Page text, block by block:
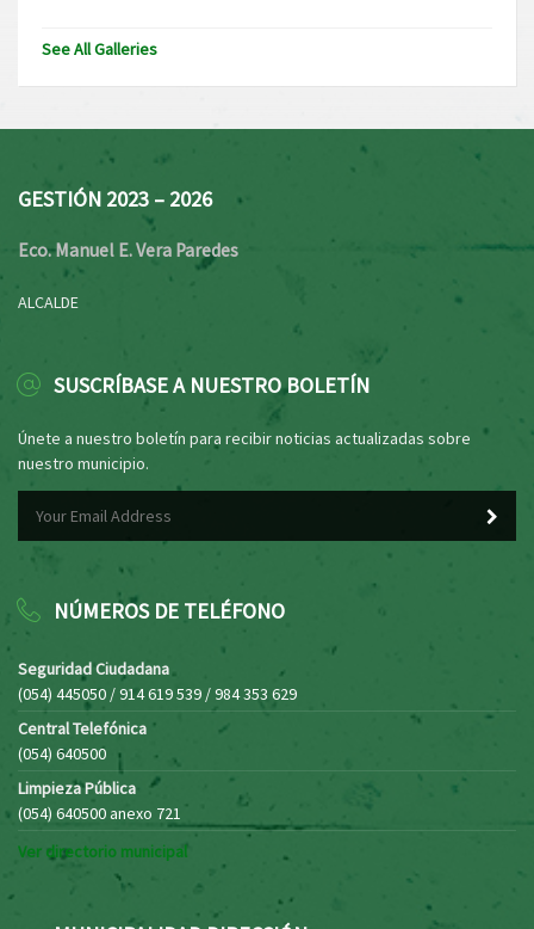
See All Galleries
GESTIÓN 2023 – 2026
Eco. Manuel E. Vera Paredes
ALCALDE
SUSCRÍBASE A NUESTRO BOLETÍN
Únete a nuestro boletín para recibir noticias actualizadas sobre
nuestro municipio.
NÚMEROS DE TELÉFONO
Seguridad Ciudadana
(054) 445050 / 914 619 539 / 984 353 629
Central Telefónica
(054) 640500
Limpieza Pública
(054) 640500 anexo 721
Ver directorio municipal